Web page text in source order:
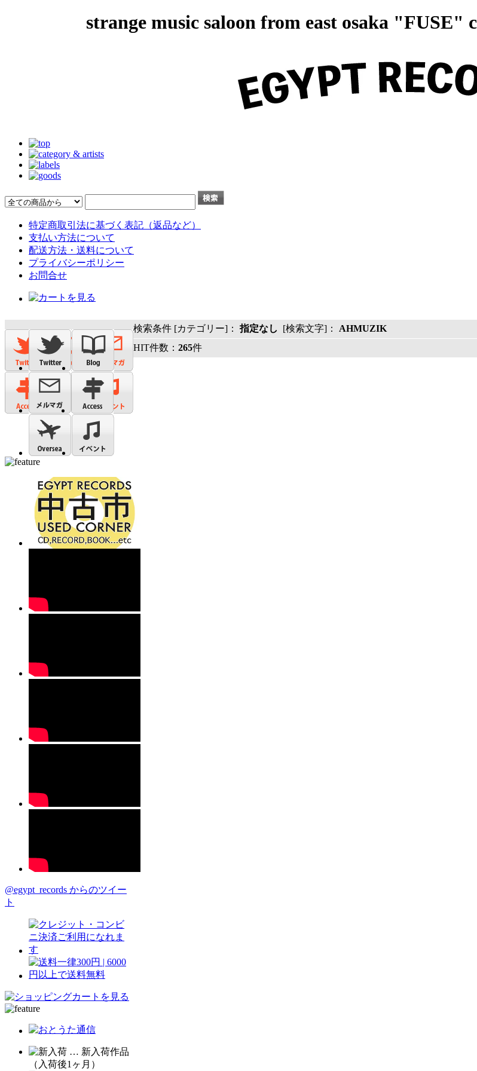
strange music saloon from east osaka
特定商取引法に基づく表記（返品など）
支払い方法について
配送方法・送料について
プライバシーポリシー
お問合せ
@egypt_records からのツイー
ト
… 新入荷作品
（入荷後1ヶ月）
検索条件 [カテゴリー]： 指定なし [検索文字]： AHMUZIK
HIT件数： 265件